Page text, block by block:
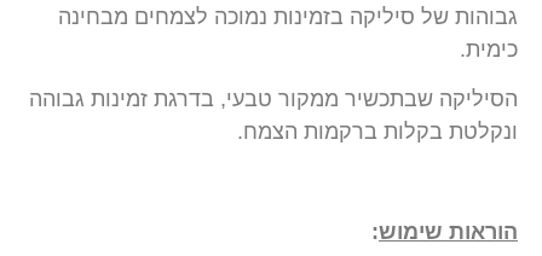
גבוהות של סיליקה בזמינות נמוכה לצמחים מבחינה
כימית.
הסיליקה שבתכשיר ממקור טבעי, בדרגת זמינות גבוהה
ונקלטת בקלות ברקמות הצמח.
הוראות שימוש: